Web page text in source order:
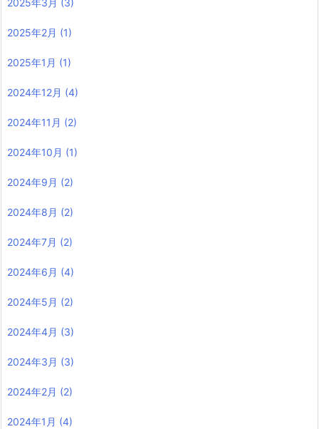
2025年3月 (3)
2025年2月 (1)
2025年1月 (1)
2024年12月 (4)
2024年11月 (2)
2024年10月 (1)
2024年9月 (2)
2024年8月 (2)
2024年7月 (2)
2024年6月 (4)
2024年5月 (2)
2024年4月 (3)
2024年3月 (3)
2024年2月 (2)
2024年1月 (4)